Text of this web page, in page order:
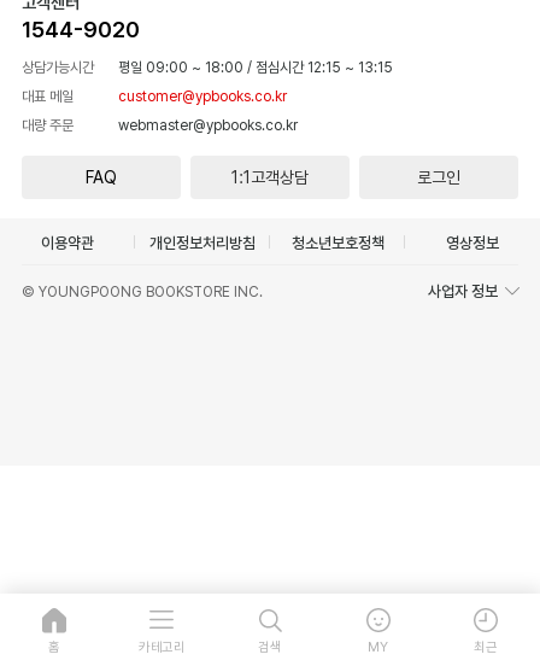
1544-9020
상담가능시간 평일 09:00 ~ 18:00 / 점심시간 12:15 ~ 13:15
대표 메일
customer@ypbooks.co.kr
대량 주문
webmaster@ypbooks.co.kr
FAQ 1:1고객상담 로그인
이용약관 개인정보처리방침 청소년보호정책 영상정보
© YOUNGPOONG BOOKSTORE INC. 사업자 정보
홈 카테고리 검색 MY 최근